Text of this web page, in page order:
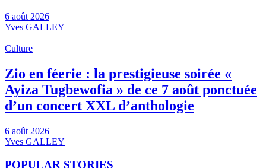
6 août 2026
Yves GALLEY
Culture
Zio en féerie : la prestigieuse soirée «
Ayiza Tugbewofia » de ce 7 août ponctuée
d’un concert XXL d’anthologie
6 août 2026
Yves GALLEY
POPULAR STORIES